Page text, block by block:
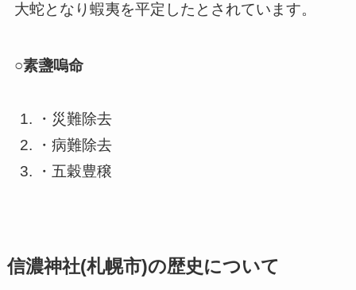
大蛇となり蝦夷を平定したとされています。
○素盞嗚命
・災難除去
・病難除去
・五穀豊穣
信濃神社(札幌市)の歴史について